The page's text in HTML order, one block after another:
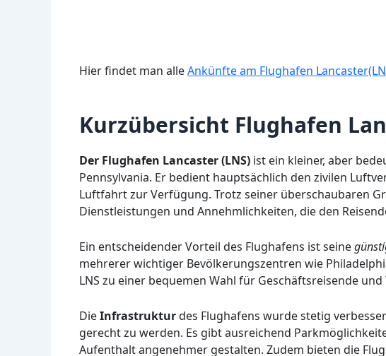
Hier findet man alleAnkünfte am Flughafen
Kurzübersicht Flughafen
Der Flughafen Lancaster (LNS) ist ein kleiner, aber
Pennsylvania. Er bedient hauptsächlich den zivilen
Luftfahrt zur Verfügung. Trotz seiner überschaubaren
Dienstleistungen und Annehmlichkeiten, die den
Ein entscheidender Vorteil des Flughafens ist seine
mehrerer wichtiger Bevölkerungszentren wie
LNS zu einer bequemen Wahl für Geschäftsreisende
DieInfrastrukturdes Flughafens wurde stetig
gerecht zu werden. Es gibt ausreichend
Aufenthalt angenehmer gestalten. Zudem bieten die